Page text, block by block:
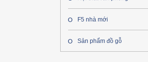
F5 nhà mới
Sản phẩm đồ gỗ